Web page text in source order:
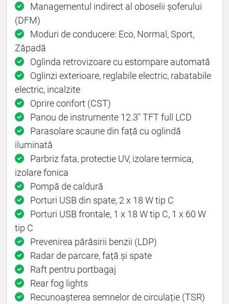
Managementul indirect al oboselii șoferului
(DFM)
Moduri de conducere: Eco, Normal, Sport,
Zăpadă
Oglinda retrovizoare cu estompare automată
Oglinzi exterioare, reglabile electric, rabatabile
electric, incalzite
Oprire confort (CST)
Panou de instrumente 12.3" TFT full LCD
Parasolare scaune din față cu oglindă
iluminată
Parbriz fata, protectie UV, izolare termica,
izolare fonica
Pompă de caldură
Porturi USB din spate, 2 x 18 W tip C
Porturi USB frontale, 1 x 18 W tip C, 1 x 60 W
tip C
Prevenirea părăsirii benzii (LDP)
Radar de parcare, față și spate
Raft pentru portbagaj
Rear fog lights
Recunoașterea semnelor de circulație (TSR)